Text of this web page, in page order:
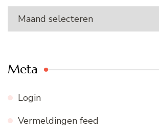
Ons
archief
Meta
Login
Vermeldingen feed